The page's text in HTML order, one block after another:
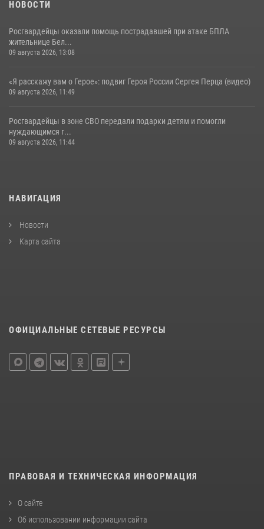
НОВОСТИ
Росгвардейцы оказали помощь пострадавшей при атаке БПЛА
жительнице Бел...
09 августа 2026, 13:08
«Я расскажу вам о Герое»: подвиг Героя России Сергея Перца (видео)
09 августа 2026, 11:49
Росгвардейцы в зоне СВО передали подарки детям и помогли
нуждающимся г...
09 августа 2026, 11:44
НАВИГАЦИЯ
Новости
Карта сайта
ОФИЦИАЛЬНЫЕ СЕТЕВЫЕ РЕСУРСЫ
ПРАВОВАЯ И ТЕХНИЧЕСКАЯ ИНФОРМАЦИЯ
О сайте
Об использовании информации сайта